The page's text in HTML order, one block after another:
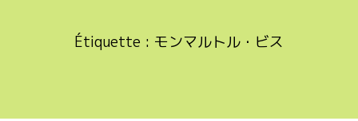
Étiquette : モンマルトル・ビス